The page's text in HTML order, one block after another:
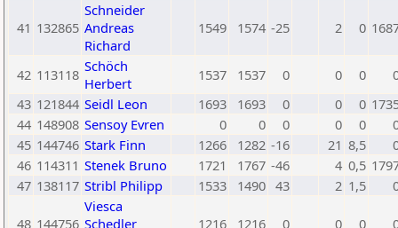
41 132865
Schneider
Andreas
Richard
1549 1574 -25 2 0
42 113118 Schöch
Herbert
1537 1537 0 0 0
43 121844 Seidl Leon 1693 1693 0 0 0
44 148908 Sensoy Evren 0 0 0 0 0
45 144746 Stark Finn 1266 1282 -16 21 8,5
46 114311 Stenek Bruno 1721 1767 -46 4 0,5
47 138117 Stribl Philipp 1533 1490 43 2 1,5
48 144756
Viesca
Schedler
1216 1216 0 0 0